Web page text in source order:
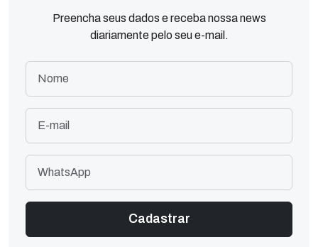
Preencha seus dados e receba nossa news
diariamente pelo seu e-mail.